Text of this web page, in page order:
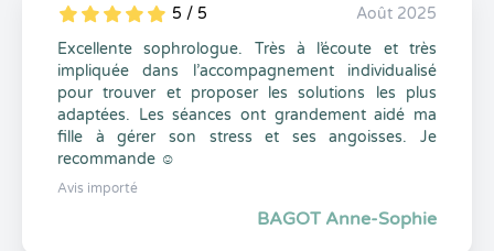
5
1
5
0 5 / 5
Août 2025
Excellente sophrologue. Très à l’écoute et très
impliquée dans l’accompagnement individualisé
pour trouver et proposer les solutions les plus
adaptées. Les séances ont grandement aidé ma
fille à gérer son stress et ses angoisses. Je
recommande ☺️
Avis importé
BAGOT Anne-Sophie